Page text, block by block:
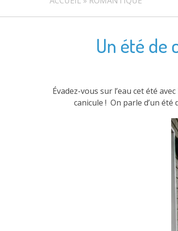
Un été de
Évadez-vous sur l’eau cet été
canicule ! On parle d’un été